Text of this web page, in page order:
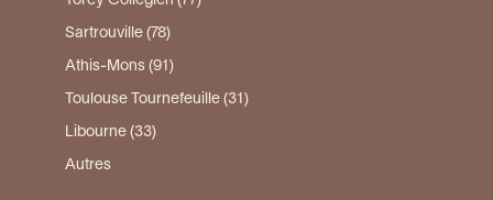
Sartrouville (78)
Athis-Mons (91)
Toulouse Tournefeuille (31)
Libourne (33)
Autres